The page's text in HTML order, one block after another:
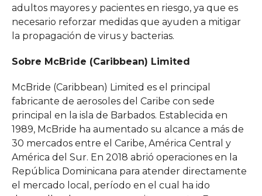
adultos mayores y pacientes en riesgo, ya que es
necesario reforzar medidas que ayuden a mitigar
la propagación de virus y bacterias.
Sobre McBride (Caribbean) Limited
McBride (Caribbean) Limited es el principal
fabricante de aerosoles del Caribe con sede
principal en la isla de Barbados. Establecida en
1989, McBride ha aumentado su alcance a más de
30 mercados entre el Caribe, América Central y
América del Sur. En 2018 abrió operaciones en la
República Dominicana para atender directamente
el mercado local, período en el cual ha ido